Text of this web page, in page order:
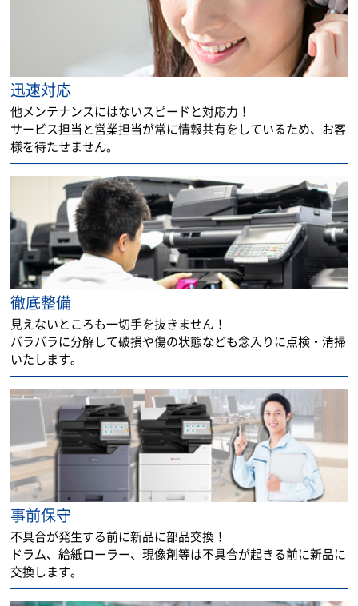
迅速対応
他メンテナンスにはないスピードと対応力！
サービス担当と営業担当が常に情報共有をしているため、お客
様を待たせません。
徹底整備
見えないところも一切手を抜きません！
バラバラに分解して破損や傷の状態なども念入りに点検・清掃
いたします。
事前保守
不具合が発生する前に新品に部品交換！
ドラム、給紙ローラー、現像剤等は不具合が起きる前に新品に
交換します。